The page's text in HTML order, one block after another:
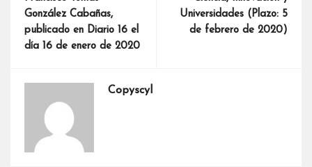
González Cabañas,
publicado en Diario 16 el
día 16 de enero de 2020
Universidades (Plazo: 5
de febrero de 2020)
Copyscyl